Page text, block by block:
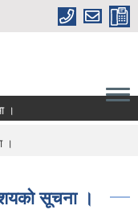
।
सूचना ।